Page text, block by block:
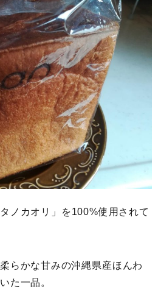
ノカオリ」を100%使用されて
らかな甘みの沖縄県産ほんわ
た一品。